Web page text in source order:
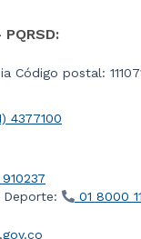
Código postal:
4377100
Deporte:
01 8000